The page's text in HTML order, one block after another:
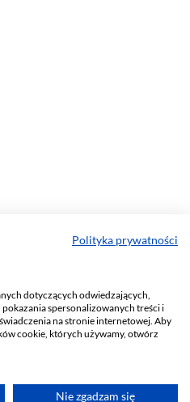
Polityka prywatności
dotyczących odwiedzających,
spersonalizowanych treści i
na stronie internetowej. Aby
cookie, których używamy, otwórz
Nie zgadzam się